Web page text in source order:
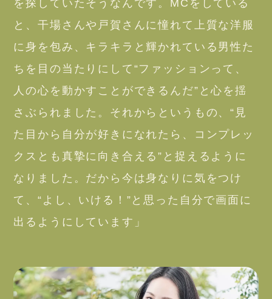
を探していたそうなんです。MCをしている
と、干場さんや戸賀さんに憧れて上質な洋服
に身を包み、キラキラと輝かれている男性た
ちを目の当たりにして“ファッションって、
人の心を動かすことができるんだ”と心を揺
さぶられました。それからというもの、“見
た目から自分が好きになれたら、コンプレッ
クスとも真摯に向き合える”と捉えるように
なりました。だから今は身なりに気をつけ
て、“よし、いける！”と思った自分で画面に
出るようにしています」